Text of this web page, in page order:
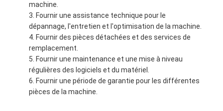
machine.
Fournir une assistance technique pour le
dépannage, l'entretien et l'optimisation de la machine.
Fournir des pièces détachées et des services de
remplacement.
Fournir une maintenance et une mise à niveau
régulières des logiciels et du matériel.
Fournir une période de garantie pour les différentes
pièces de la machine.